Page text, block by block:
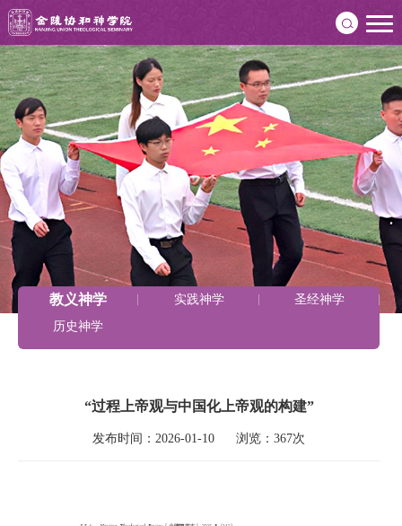
教义神学 实践神学
圣经神学
历史神学
“过程上帝观与中国化上帝观的构建”
发布时间：2026-01-10      浏览：367次